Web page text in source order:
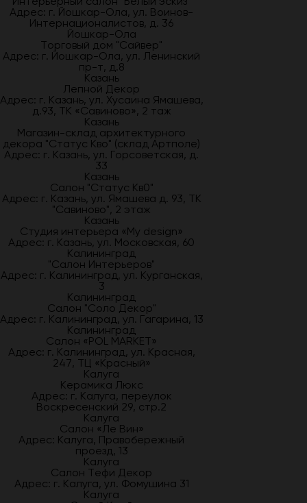
Адрес: г. Йошкар-Ола, ул. Воинов-
Интернационалистов, д. 36
Йошкар-Ола
Торговый дом "Сайвер"
Адрес: г. Йошкар-Ола, ул. Ленинский
пр-т, д.8
Казань
Лепной Декор
Адрес: г. Казань, ул. Хусаина Ямашева,
д.93, ТК «Савиново», 2 таж
Казань
Магазин-склад архитектурного
декора "Статус Кво" (склад Артполе)
Адрес: г. Казань, ул. Горсоветская, д.
33
Казань
Салон "Статус Кв0"
Адрес: г. Казань, ул. Ямашева д. 93, ТК
"Савиново", 2 этаж
Казань
Студия интерьера «My design»
Адрес: г. Казань, ул. Московская, 60
Калининград
"Салон Интерьеров"
Адрес: г. Калининград, ул. Курганская,
3
Калининград
Салон "Соло Декор"
Адрес: г. Калининград, ул. Гагарина, 13
Калининград
Салон «POL MARKET»
Адрес: г. Калининград, ул. Красная,
247, ТЦ «Красный»
Калуга
Керамика Люкс
Адрес: г. Калуга, переулок
Воскресенский 29, стр.2
Калуга
Салон «Ле Вин»
Адрес: Калуга, Правобережный
проезд, 13
Калуга
Салон Тефи Декор
Адрес: г. Калуга, ул. Фомушина 31
Калуга